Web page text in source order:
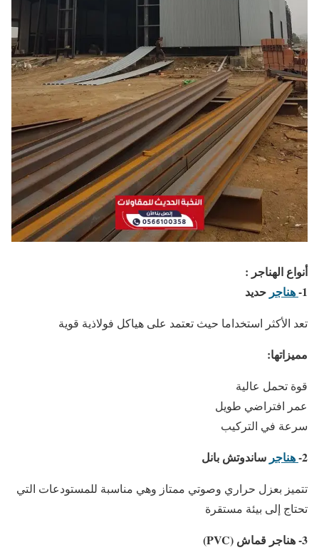
أنواع الهناجر :
1- هناجر حديد
تعد الأكثر استخداما حيث تعتمد على هياكل فولاذية قوية
مميزاتها:
قوة تحمل عالية
عمر افتراضي طويل
سرعة في التركيب
2- هناجر ساندوتش بانل
تتميز بعزل حراري وصوتي ممتاز وهي مناسبة للمستودعات التي
تحتاج إلى بيئة مستقرة
3- هناجر قماش (PVC)